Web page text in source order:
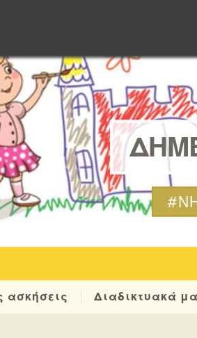
ασκήσεις Διαδικτυακά